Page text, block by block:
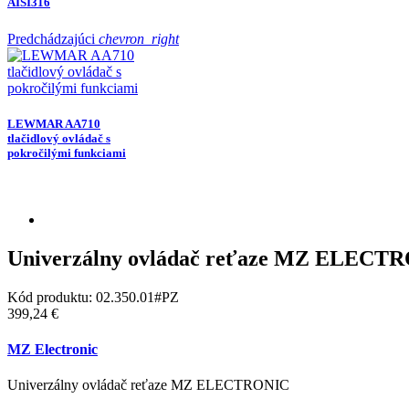
Predchádzajúci chevron_right
LEWMAR AA710
tlačidlový ovládač s
pokročilými funkciami
Univerzálny ovládač reťaze MZ
Kód produktu: 02.350.01#PZ
399,24 €
MZ Electronic
Univerzálny ovládač reťaze MZ ELECTRONIC